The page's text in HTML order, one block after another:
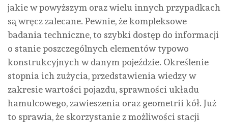
jakie w powyższym oraz wielu innych przypadkach
są wręcz zalecane. Pewnie, że kompleksowe
badania techniczne, to szybki dostęp do informacji
o stanie poszczególnych elementów typowo
konstrukcyjnych w danym pojeździe. Określenie
stopnia ich zużycia, przedstawienia wiedzy w
zakresie wartości pojazdu, sprawności układu
hamulcowego, zawieszenia oraz geometrii kół. Już
to sprawia, że skorzystanie z możliwości stacji